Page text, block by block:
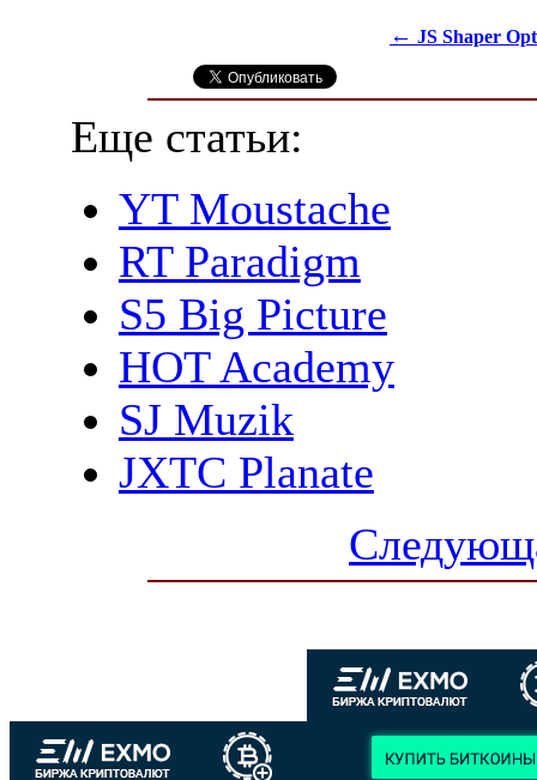
← JS Shaper
Еще статьи:
YT Moustache
RT Paradigm
S5 Big Picture
HOT Academy
SJ Muzik
JXTC Planate